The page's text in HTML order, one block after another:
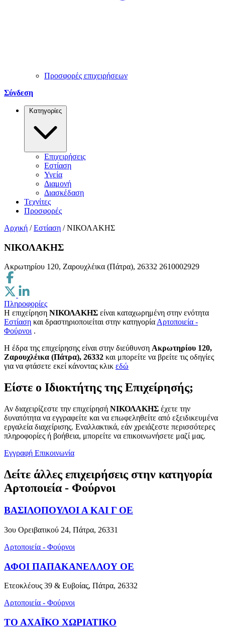
Προσφορές επιχειρήσεων
Σύνδεση
Κατηγορίες
Επιχειρήσεις
Εστίαση
Υγεία
Διαμονή
Διασκέδαση
Τεχνίτες
Προσφορές
Αρχική / Εστίαση / ΝΙΚΟΛΑΚΗΣ
ΝΙΚΟΛΑΚΗΣ
Ακρωτηρίου 120, Ζαρουχλέικα (Πάτρα), 26332 2610002929
Πληροφορίες
Η επιχείρηση ΝΙΚΟΛΑΚΗΣ είναι καταχωρημένη στην ενότητα
Εστίαση και δραστηριοποιείται στην κατηγορίαΑρτοποιεία -
Φούρνοι .
H έδρα της επιχείρησης είναι στην διεύθυνση Ακρωτηρίου 120,
Ζαρουχλέικα (Πάτρα), 26332 και μπορείτε να βρείτε τις οδηγίες
για να φτάσετε εκεί κάνοντας κλικ εδώ
Είστε ο Ιδιοκτήτης της Επιχείρησής;
Αν διαχειρίζεστε την επιχείρησή ΝΙΚΟΛΑΚΗΣ έχετε την
δυνατότητα να εγγραφείτε και να επωφεληθείτε από εξειδικευμένα
εργαλεία διαχείρισης. Εναλλακτικά, εάν χρειάζεστε περισσότερες
πληροφορίες ή βοήθεια, μπορείτε να επικοινωνήσετε μαζί μας.
Εγγραφή Επικοινωνία
Δείτε άλλες επιχειρήσεις στην κατηγορία
Αρτοποιεία - Φούρνοι
ΒΑΣΙΛΟΠΟΥΛΟΙ Α ΚΑΙ Γ ΟΕ
3ου Ορειβατικού 24, Πάτρα, 26331
Αρτοποιεία - Φούρνοι
ΑΦΟΙ ΠΑΠΑΚΑΝΕΛΛΟΥ ΟΕ
Ετεοκλέους 39 & Ευβοίας, Πάτρα, 26332
Αρτοποιεία - Φούρνοι
ΤΟ ΑΧΑΪΚΟ ΧΩΡΙΑΤΙΚΟ